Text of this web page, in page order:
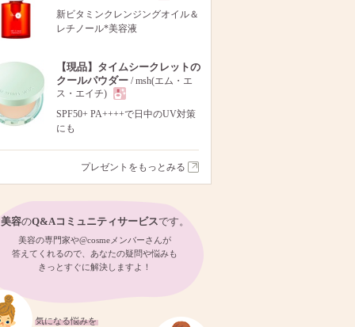
現
新ビタミンクレンジングオイル＆
レチノール*美容液
【現品】タイムシークレットの
クールパウダー / msh(エム・エ
ス・エイチ)
現
SPF50+ PA++++で日中のUV対策
にも
プレゼントをもっとみる
美容のQ&Aコミュニティサービスです。
美容の専門家や@cosmeメンバーさんが
答えてくれるので、あなたの疑問や悩みも
きっとすぐに解決しますよ！
気になる悩みを